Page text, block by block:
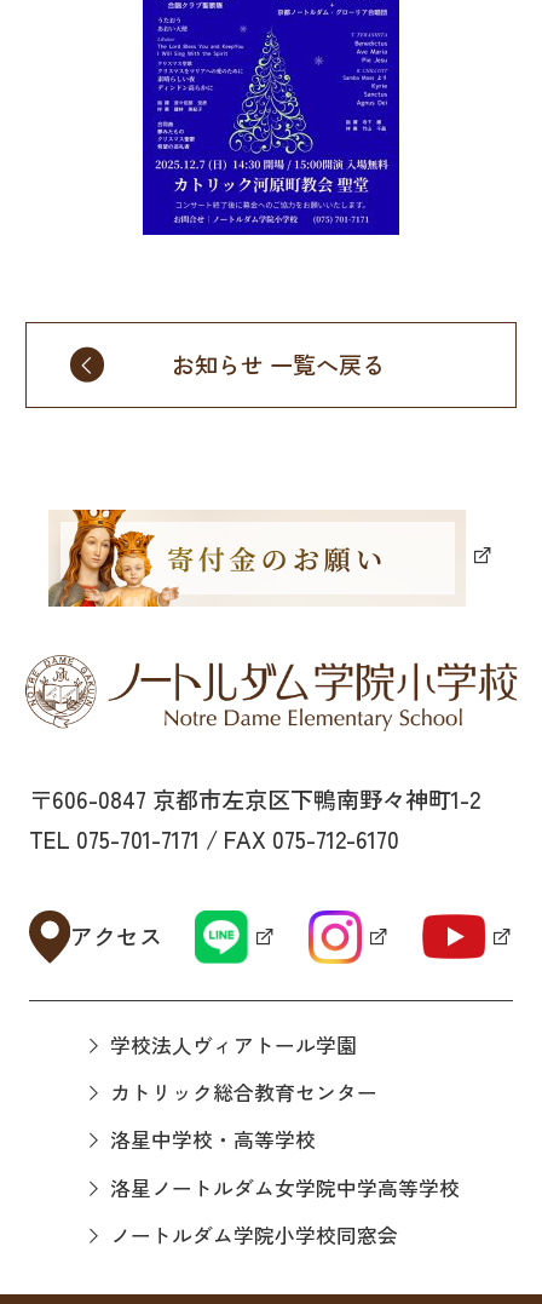
お知らせ 一覧へ戻る
〒606-0847 京都市左京区下鴨南野々神町1-2
TEL 075-701-7171 / FAX 075-712-6170
アクセス
学校法人ヴィアトール学園
カトリック総合教育センター
洛星中学校・高等学校
洛星ノートルダム女学院中学高等学校
ノートルダム学院小学校同窓会